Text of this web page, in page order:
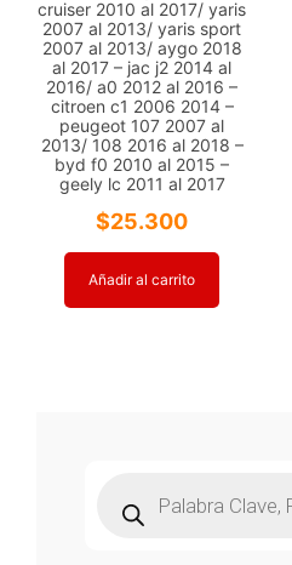
cruiser 2010 al 2017/ yaris
2007 al 2013/ yaris sport
2007 al 2013/ aygo 2018
al 2017 – jac j2 2014 al
2016/ a0 2012 al 2016 –
citroen c1 2006 2014 –
peugeot 107 2007 al
2013/ 108 2016 al 2018 –
byd f0 2010 al 2015 –
geely lc 2011 al 2017
$25.300
Añadir al carrito
productos